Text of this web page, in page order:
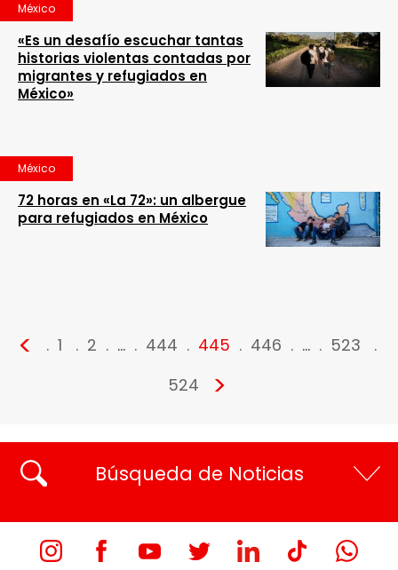
México
«Es un desafío escuchar tantas
historias violentas contadas por
migrantes y refugiados en
México»
México
72 horas en «La 72»: un albergue
para refugiados en México
< 1 2 … 444 445 446 …
523
524
>
Búsqueda de Noticias